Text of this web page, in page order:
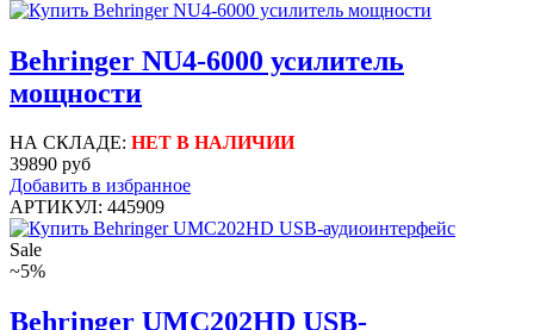
Behringer NU4-6000 усилитель
мощности
НА СКЛАДЕ: НЕТ В НАЛИЧИИ
39890 руб
Добавить в избранное
АРТИКУЛ: 445909
Sale
~5%
Behringer UMC202HD USB-